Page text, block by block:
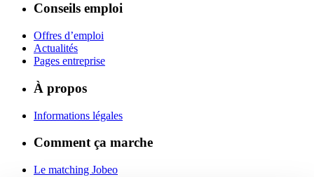
Conseils emploi
Offres d’emploi
Actualités
Pages entreprise
À propos
Informations légales
Comment ça marche
Le matching Jobeo